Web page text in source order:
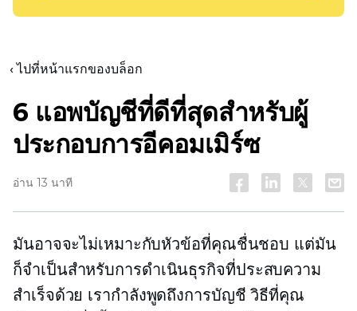
‹ ไปที่หน้าแรกของบล็อก
6 แอพบัญชีที่ดีที่สุดสำหรับผู้
ประกอบการอีคอมเมิร์ซ
อ่าน 13 นาที
มันอาจจะไม่เหมาะกับหัวข้อที่คุณชื่นชอบ แต่มัน
ก็จำเป็นสำหรับการดำเนินธุรกิจที่ประสบความ
สำเร็จด้วย เรากำลังพูดถึงการบัญชี วิธีที่คุณ